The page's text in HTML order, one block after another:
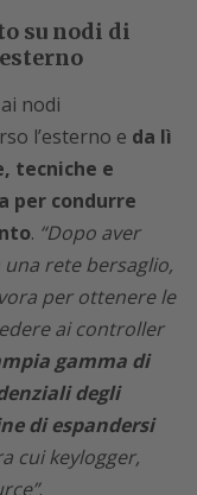
su nodi di
nodi
l’esterno e da lì
tecniche e
per condurre
. “Dopo aver
rete bersaglio,
per ottenere le
ai controller
gamma di
degli
di espandersi
cui keylogger,
.